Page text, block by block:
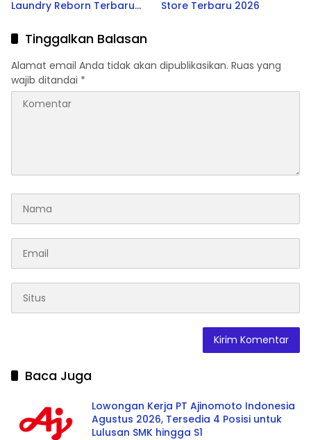
Laundry Reborn Terbaru
Store Terbaru 2026
Tinggalkan Balasan
Alamat email Anda tidak akan dipublikasikan. Ruas yang
wajib ditandai *
Baca Juga
Lowongan Kerja PT Ajinomoto Indonesia
Agustus 2026, Tersedia 4 Posisi untuk
Lulusan SMK hingga S1